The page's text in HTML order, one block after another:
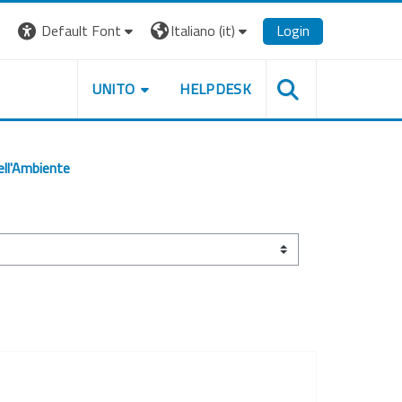
Default Font
Italiano ‎(it)‎ Login
UNITO HELPDESK